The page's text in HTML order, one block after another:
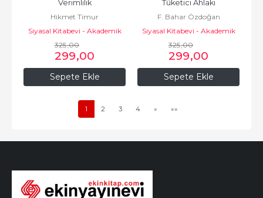
Sepete Ekle
Verimlilik
Hikmet Timur
Siyasal Kitabevi - Akademik
Kitaplar
325,00
299,00
Sepete Ekle
Tüketici Ahlakı
F. Bahar Özdoğan
Siyasal Kitabevi - Akademik
Kitaplar
325,00
299,00
1 2 3 4 » »»